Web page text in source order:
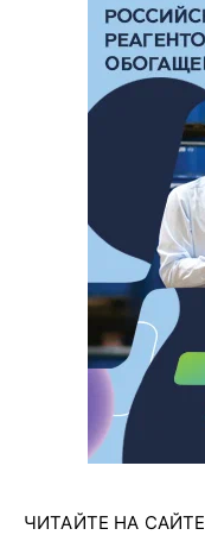
ЧИТАЙТЕ НА САЙТЕ